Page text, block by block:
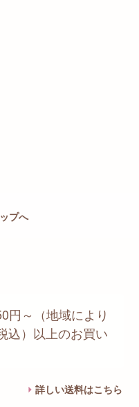
プへ
円～（地域により
込）以上のお買い
詳しい送料はこちら